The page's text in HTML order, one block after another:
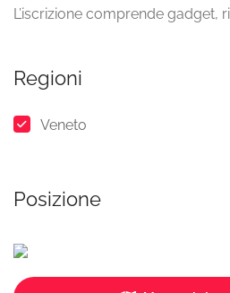
L’iscrizione comprende gadget,
Regioni
Veneto
Posizione